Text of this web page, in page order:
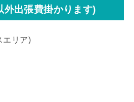
出張費掛かります)
エリア)